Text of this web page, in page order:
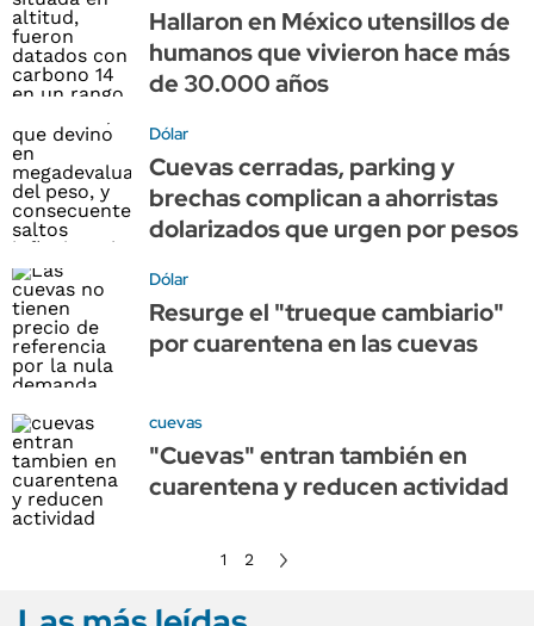
Hallaron en México utensillos de
humanos que vivieron hace más
de 30.000 años
Dólar
Cuevas cerradas, parking y
brechas complican a ahorristas
dolarizados que urgen por pesos
Dólar
Resurge el "trueque cambiario"
por cuarentena en las cuevas
cuevas
"Cuevas" entran también en
cuarentena y reducen actividad
1 2